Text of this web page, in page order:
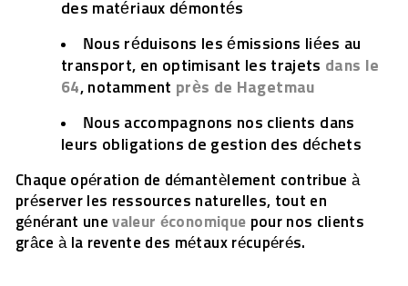
des matériaux démontés
Nous réduisons les émissions liées au
transport, en optimisant les trajets dans le
64, notamment près de Hagetmau
Nous accompagnons nos clients dans
leurs obligations de gestion des déchets
Chaque opération de démantèlement contribue à
préserver les ressources naturelles, tout en
générant unevaleur économique pour nos clients
grâce à la revente des métaux récupérés.